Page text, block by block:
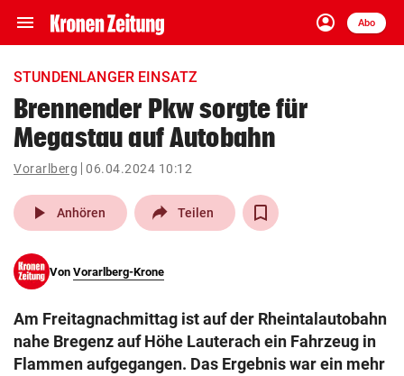
menu Navigation
ein-/ausklappen
account_circle
Anmelden
Abo
close Schließen
account_circle Anmelden
arrow_right
pin_drop
Wien arrow_right
search
eingeben
STUNDENLANGER EINSATZ
Brennender Pkw sorgte für
Megastau auf Autobahn
Vorarlberg 06.04.2024 10:12
play_arrow Anhören Teilen
Von Vorarlberg-Krone
Am Freitagnachmittag ist auf der Rheintalautobahn
nahe Bregenz auf Höhe Lauterach ein Fahrzeug in
Flammen aufgegangen. Das Ergebnis war ein mehr